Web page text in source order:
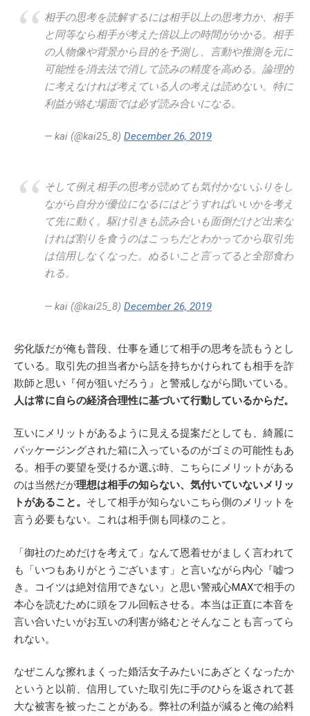
相手の思考を読解するには相手以上の思考力か、相手
と同等なら相手が考えた倍以上の時間がかかる。相手
の人物像や背景から目的を予測し、言動や推測を元に
可能性を消去法で消して読みの精度を高める。論理的
に考えなければ考えている人の考えは読めない。特に
利益が絡む場面では必ず読み合いになる。
— kai (@kai25_8) December 26, 2019
そして例え相手の思考が読めても気付かないふりをし
ながら自分が優位になるにはどうすればいいかを考え
て先に動く。駆け引きも読み合いも面倒だけど出来な
ければ割りを食うのはこっちだとわかってから取引先
は信用しなくなった。ぬるいこと言ってると全部食わ
れる。
— kai (@kai25_8) December 26, 2019
劣化版だが俺も普段、仕事を通じて相手の思考を読もうとし
ている。取引先の担当者から話を持ちかけられても相手を詐
欺師と思い『何が狙いだろう』と警戒しながら聞いている。
人は常に自らの経済合理性に基づいて行動しているからだ。
互いにメリットがあるように見える提案だとしても、綺麗に
パッケージングされた箱に入っているのがゴミの可能性もあ
る。相手の要望を受けるか選ぶ時、こちらにメリットがある
のは当然だが理想は相手の知らない、気付いていないメリッ
トがあること。 そして相手が知らないこちら側のメリットを
言う必要もない。これは相手側も同様のこと。
「御社のためだけを考えて」なんて恩着せがましく言われて
も「いつもありがとうございます」と言いながら内心『嘘つ
き。コイツは絶対信用できない』と思い警戒心MAXで相手の
本心を読むために頭をフル回転させる。本当は正直に本音を
言い合いたいがお互いの利害が絡むとそんなことも言ってら
れない。
なぜこんな擦れまくった婚活女子みたいにあざとくなったか
というと以前、信用していた取引先に手のひらを返されて甚
大な被害を被ったことがある。弊社の利益が減ると俺の給料